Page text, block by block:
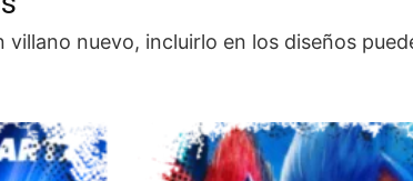
villano nuevo, incluirlo en los diseños